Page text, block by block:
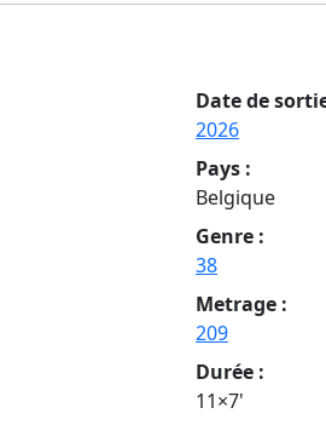
Date de
2026
Pays :
Belgique
Genre :
38
Metrage :
209
Durée :
11×7'